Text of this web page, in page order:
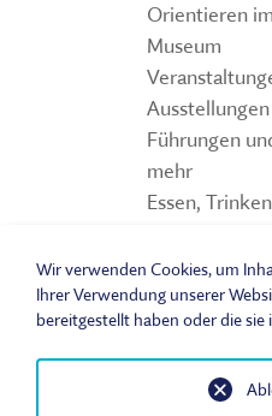
Orientieren im
Museum
Ausstellungen
Führungen
mehr
Essen,
Wir verwenden Cookies, um
Ihrer Verwendung unserer
bereitgestellt haben oder die